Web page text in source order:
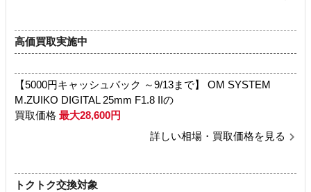
高価買取実施中
【5000円キャッシュバック ～9/13まで】 OM SYSTEM
M.ZUIKO DIGITAL 25mm F1.8 IIの
買取価格 最大28,600円
詳しい相場・買取価格を見る
トクトク交換対象